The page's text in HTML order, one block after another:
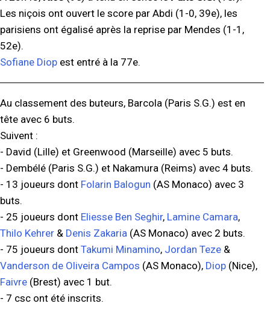
Les niçois ont ouvert le score par Abdi (1-0, 39e), les
parisiens ont égalisé après la reprise par Mendes (1-1,
52e).
Sofiane Diop est entré à la 77e.
Au classement des buteurs, Barcola (Paris S.G.) est en
tête avec 6 buts.
Suivent :
- David (Lille) et Greenwood (Marseille) avec 5 buts.
- Dembélé (Paris S.G.) et Nakamura (Reims) avec 4 buts.
- 13 joueurs dont Folarin Balogun (AS Monaco) avec 3
buts.
- 25 joueurs dont Eliesse Ben Seghir, Lamine Camara,
Thilo Kehrer & Denis Zakaria (AS Monaco) avec 2 buts.
- 75 joueurs dont Takumi Minamino, Jordan Teze &
Vanderson de Oliveira Campos (AS Monaco), Diop (Nice),
Faivre (Brest) avec 1 but.
- 7 csc ont été inscrits.